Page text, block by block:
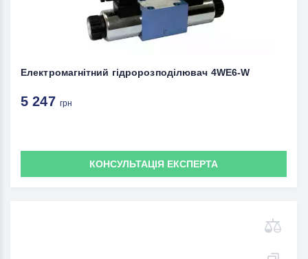
Електромагнітний гідророзподілювач 4WE6-W
5 247 грн
КОНСУЛЬТАЦІЯ ЕКСПЕРТА